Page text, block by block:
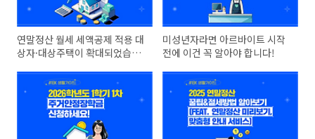
연말정산 월세 세액공제 적용 대
상자·대상주택이 확대되었습니
미성년자라면 아르바이트 시작
전에 이건 꼭 알아야 합니다!